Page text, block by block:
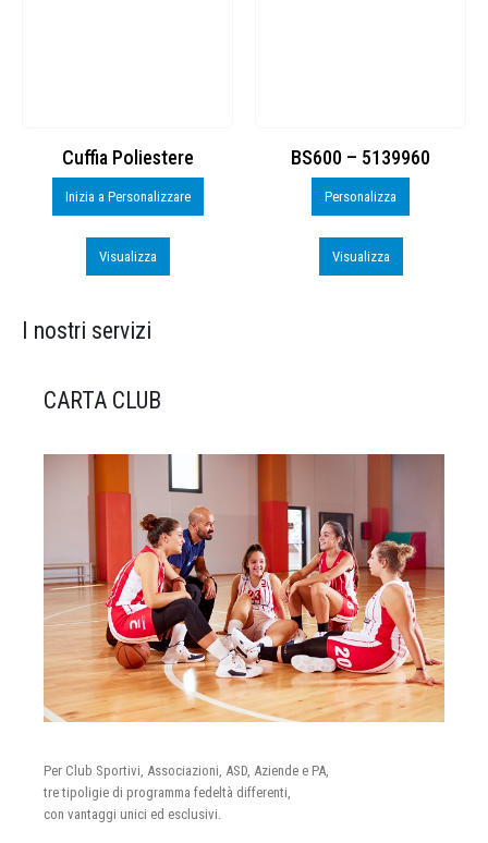
Cuffia Poliestere
Inizia a Personalizzare
Visualizza
BS600 – 5139960
Personalizza
Visualizza
I nostri servizi
CARTA CLUB
Per Club Sportivi, Associazioni, ASD, Aziende e PA,
tre tipoligie di programma fedeltà differenti,
con vantaggi unici ed esclusivi.